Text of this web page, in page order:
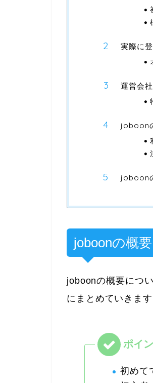
実際に
運営会
joboon
joboon
joboonの概
joboonの概要につ
にまとめていきます
初めて